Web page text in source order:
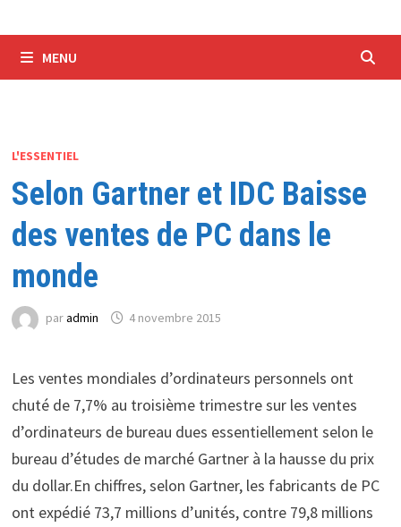
MENU
L'ESSENTIEL
Selon Gartner et IDC Baisse
des ventes de PC dans le
monde
paradmin 4 novembre 2015
Les ventes mondiales d’ordinateurs personnels ont
chuté de 7,7% au troisième trimestre sur les ventes
d’ordinateurs de bureau dues essentiellement selon le
bureau d’études de marché Gartner à la hausse du prix
du dollar.En chiffres, selon Gartner, les fabricants de PC
ont expédié 73,7 millions d’unités, contre 79,8 millions